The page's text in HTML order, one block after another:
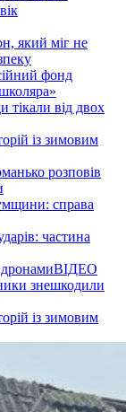
який міг не
фонд
від двох
із зимовим
розповів
справа
частина
ВІДЕО
знешкодили
із зимовим